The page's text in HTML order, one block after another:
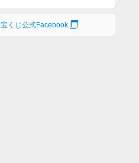
宝くじ公式Facebook